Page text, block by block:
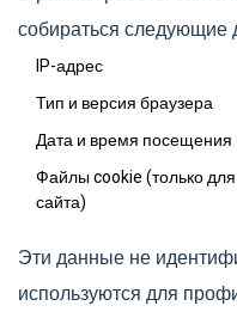
собираться следующие
IP-адрес
Тип и версия браузера
Дата и время посещения
Файлы cookie (только
сайта)
Эти данные не
используются для